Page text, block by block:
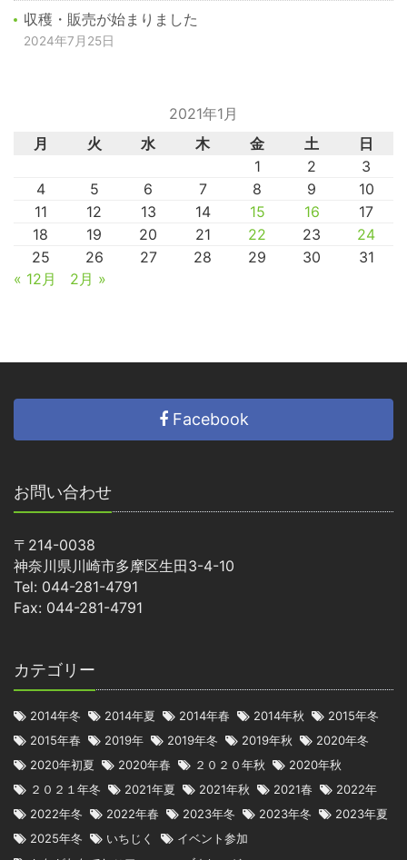
収穫・販売が始まりました
2024年7月25日
2021年1月
月
火 水 木 金 土
日
1
2
3
4
5 6 7 8 9
10
11
12 13 14 15 16
17
18
19 20 21 22 23
24
25
26 27 28 29 30
31
« 12月
2月 »
Facebook
お問い合わせ
〒214-0038
神奈川県川崎市多摩区生田3-4-10
Tel: 044-281-4791
Fax: 044-281-4791
カテゴリー
2014年冬 2014年夏 2014年春 2014年秋
2015年冬
2015年春
2019年 2019年冬 2019年秋
2020年冬
2020年初夏
2020年春 ２０２０年秋
2020年秋
２０２１年冬
2021年夏 2021年秋 2021春
2022年
2022年冬
2022年春 2023年冬 2023年冬
2023年夏
2025年冬
いちじく
イベント参加